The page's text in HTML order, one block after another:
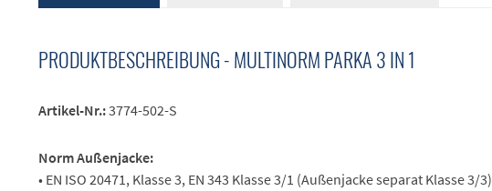
PRODUKTBESCHREIBUNG - MULTINORM PARKA 3 IN 1
Artikel-Nr.:3774-502-S
Norm Außenjacke:
• EN ISO 20471, Klasse 3, EN 343 Klasse 3/1 (Außenjacke separat Klasse 3/3)